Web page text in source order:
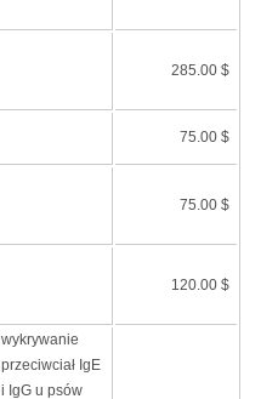
285.00 $
75.00 $
75.00 $
120.00 $
wykrywanie
przeciwciał IgE
i IgG u psów